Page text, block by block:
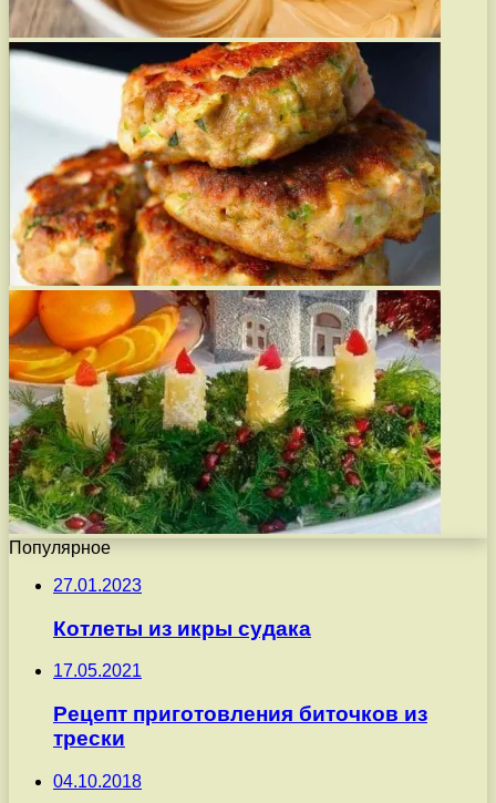
Популярное
27.01.2023
Котлеты из икры судака
17.05.2021
Рецепт приготовления биточков из
трески
04.10.2018